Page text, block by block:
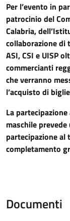
Per l’evento in
patrocinio del
Calabria,
collaborazione di
ASI, CSI e UISP
commercianti
che verranno
l’acquisto di
La
maschile
partecipazione al
completamento
Documenti